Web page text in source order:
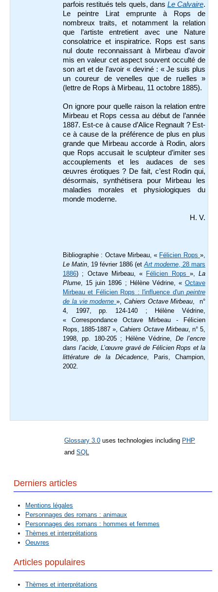
parfois restitués tels quels, dans Le Calvaire.
Le peintre Lirat emprunte à Rops de
nombreux traits, et notamment la relation
que l’artiste entretient avec une Nature
consolatrice et inspiratrice. Rops est sans
nul doute reconnaissant à Mirbeau d’avoir
mis en valeur cet aspect souvent occulté de
son art et de l’avoir « deviné : « Je suis plus
un coureur de venelles que de ruelles »
(lettre de Rops à Mirbeau, 11 octobre 1885).
On ignore pour quelle raison la relation entre
Mirbeau et Rops cessa au début de l’année
1887. Est-ce à cause d’Alice Regnault ? Est-
ce à cause de la préférence de plus en plus
grande que Mirbeau accorde à Rodin, alors
que Rops accusait le sculpteur d’imiter ses
accouplements et les audaces de ses
œuvres érotiques ? De fait, c’est Rodin qui,
désormais, synthétisera pour Mirbeau les
maladies morales et physiologiques du
monde moderne.
H. V.
Bibliographie : Octave Mirbeau, « Félicien Rops»,
Le Matin, 19 février 1886 (etArt moderne, 28 mars
1886) ; Octave Mirbeau, « Félicien Rops », La
Plume, 15 juin 1896 ; Hélène Védrine, « Octave
Mirbeau et Félicien Rops : l'influence d'un peintre
de la vie moderne », Cahiers Octave Mirbeau, n°
4, 1997, pp. 124-140 ; Hélène Védrine,
« Correspondance Octave Mirbeau - Félicien
Rops, 1885-1887 »,Cahiers Octave Mirbeau, n° 5,
1998, pp. 180-205 ; Hélène Védrine, De l’encre
dans l’acide, L’œuvre gravé de Félicien Rops et la
littérature de la Décadence, Paris, Champion,
2002.
Glossary 3.0 uses technologies including PHP
and SQL
Derniers articles
Mentions légales
Personnages des romans : animaux
Personnages des romans : hommes et femmes
Thèmes et interprétations
Oeuvres
Articles populaires
Thèmes et interprétations